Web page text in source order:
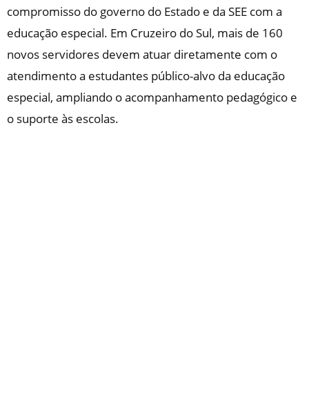
compromisso do governo do Estado e da SEE com a
educação especial. Em Cruzeiro do Sul, mais de 160
novos servidores devem atuar diretamente com o
atendimento a estudantes público-alvo da educação
especial, ampliando o acompanhamento pedagógico e
o suporte às escolas.